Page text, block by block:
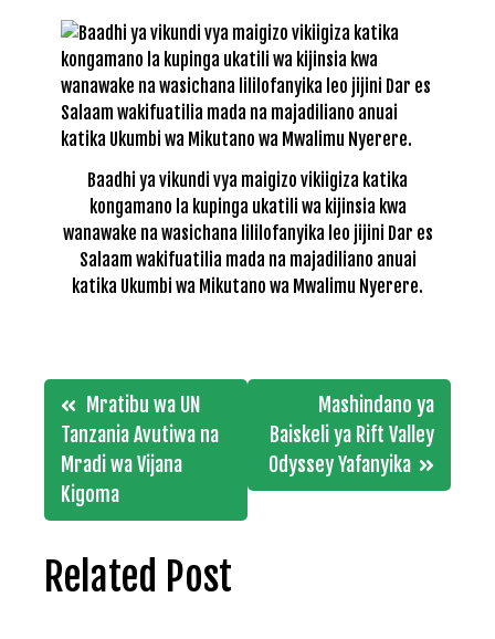
Baadhi ya vikundi vya maigizo vikiigiza katika
kongamano la kupinga ukatili wa kijinsia kwa
wanawake na wasichana lililofanyika leo jijini Dar es
Salaam wakifuatilia mada na majadiliano anuai
katika Ukumbi wa Mikutano wa Mwalimu Nyerere.
Post
navigation
Mratibu wa UN
Tanzania Avutiwa na
Mradi wa Vijana
Kigoma
Mashindano ya
Baiskeli ya Rift Valley
Odyssey Yafanyika
Related Post